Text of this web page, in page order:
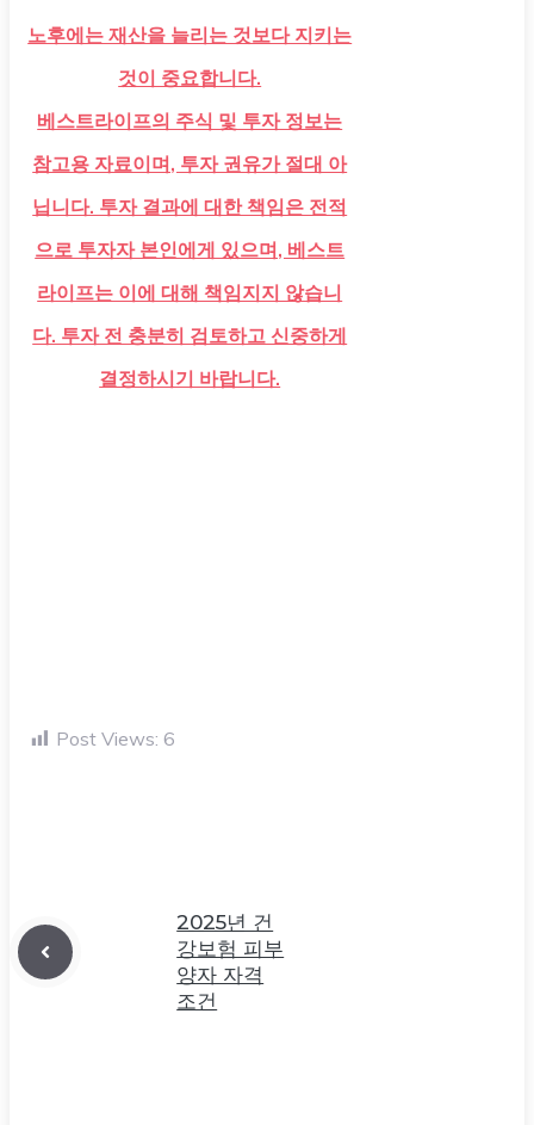
노후에는 재산을 늘리는 것보다 지키는
것이 중요합니다.
베스트라이프의 주식 및 투자 정보는
참고용 자료이며, 투자 권유가 절대 아
닙니다. 투자 결과에 대한 책임은 전적
으로 투자자 본인에게 있으며, 베스트
라이프는 이에 대해 책임지지 않습니
다. 투자 전 충분히 검토하고 신중하게
결정하시기 바랍니다.
Post Views: 6
2025년 건
강보험 피부
양자 자격
조건